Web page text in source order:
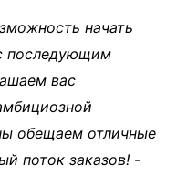
начать
последующим
вас
обещаем отличные
поток заказов! -